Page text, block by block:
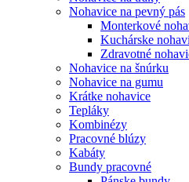
Nohavice na pevný pás
Monterkové
Kuchárske
Zdravotné
Nohavice na šnúrku
Nohavice na gumu
Krátke nohavice
Tepláky
Kombinézy
Pracovné blúzy
Kabáty
Bundy pracovné